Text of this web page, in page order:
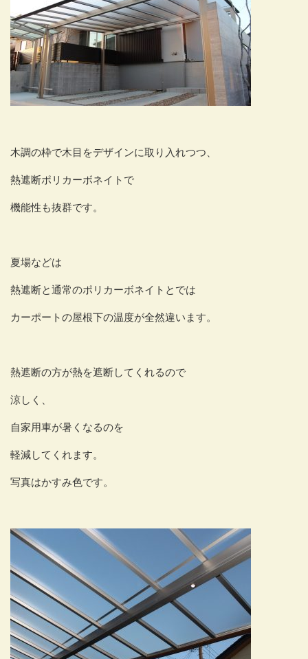
木調の枠で木目をデザインに取り入れつつ、
熱遮断ポリカーボネイトで
機能性も抜群です。
夏場などは
熱遮断と通常のポリカーボネイトとでは
カーポートの屋根下の温度が全然違います。
熱遮断の方が熱を遮断してくれるので
涼しく、
自家用車が暑くなるのを
軽減してくれます。
写真はかすみ色です。